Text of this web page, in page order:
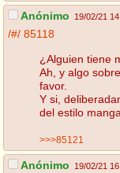
Anónimo 19/02/21
/#/ 85118
¿Alguien tiene
Ah, y algo
favor.
Y si,
del estilo
>>>85121
Anónimo 19/02/21